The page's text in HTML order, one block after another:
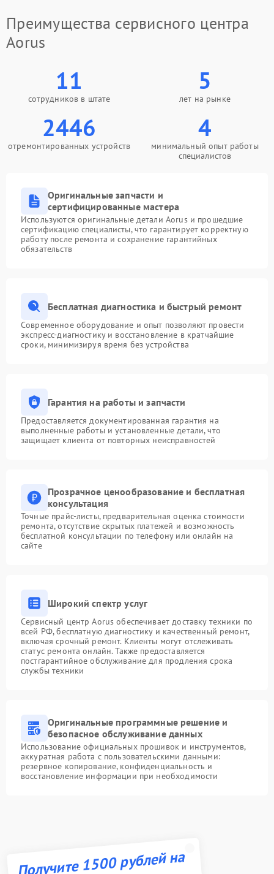
Преимущества сервисного центра
Aorus
11
сотрудников в штате
5
лет на рынке
2446
отремонтированных устройств
4
минимальный опыт работы
специалистов
Оригинальные запчасти и
сертифицированные мастера
Используются оригинальные детали Aorus и прошедшие
сертификацию специалисты, что гарантирует корректную
работу после ремонта и сохранение гарантийных
обязательств
Бесплатная диагностика и быстрый ремонт
Современное оборудование и опыт позволяют провести
экспресс-диагностику и восстановление в кратчайшие
сроки, минимизируя время без устройства
Гарантия на работы и запчасти
Предоставляется документированная гарантия на
выполненные работы и установленные детали, что
защищает клиента от повторных неисправностей
Прозрачное ценообразование и бесплатная
консультация
Точные прайс-листы, предварительная оценка стоимости
ремонта, отсутствие скрытых платежей и возможность
бесплатной консультации по телефону или онлайн на
сайте
Широкий спектр услуг
Сервисный центр Aorus обеспечивает доставку техники по
всей РФ, бесплатную диагностику и качественный ремонт,
включая срочный ремонт. Клиенты могут отслеживать
статус ремонта онлайн. Также предоставляется
постгарантийное обслуживание для продления срока
службы техники
Оригинальные программные решение и
безопасное обслуживание данных
Использование официальных прошивок и инструментов,
аккуратная работа с пользовательскими данными:
резервное копирование, конфиденциальность и
восстановление информации при необходимости
Получите 1500 рублей на